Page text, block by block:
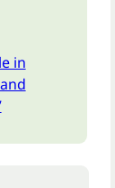
in